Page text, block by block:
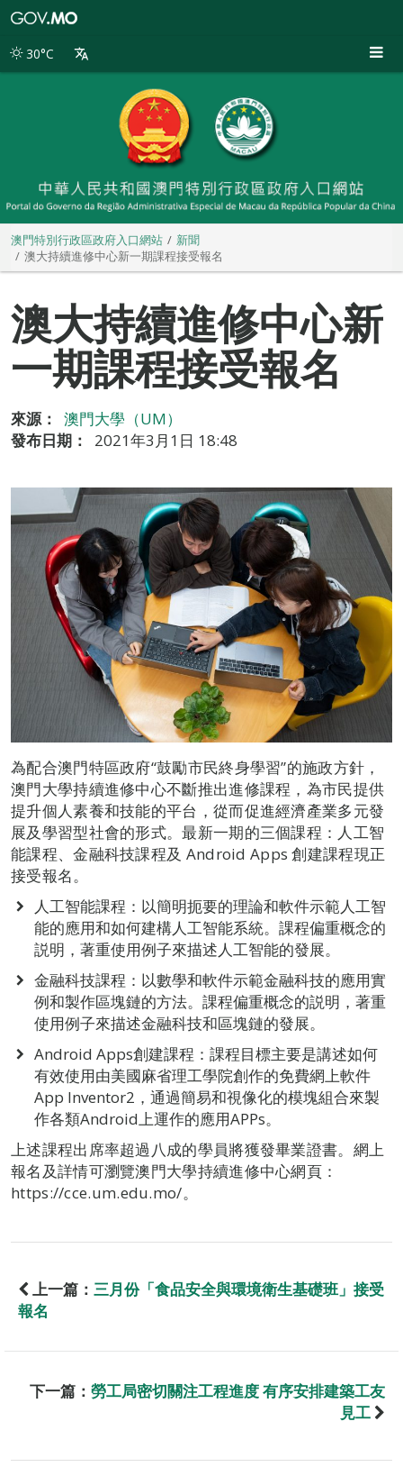
別
30°C
澳門特別行政區政府入口網站
新聞
澳大持續進修中心新一期課程接受報名
澳大持續進修中心新
一期課程接受報名
來源：
澳門大學（UM）
發布日期：
2021年3月1日 18:48
為配合澳門特區政府“鼓勵市民終身學習”的施政方針，
澳門大學持續進修中心不斷推出進修課程，為市民提供
提升個人素養和技能的平台，從而促進經濟產業多元發
展及學習型社會的形式。最新一期的三個課程：人工智
能課程、金融科技課程及 Android Apps 創建課程現正
接受報名。
人工智能課程：以簡明扼要的理論和軟件示範人工智
能的應用和如何建構人工智能系統。課程偏重概念的
説明，著重使用例子來描述人工智能的發展。
金融科技課程：以數學和軟件示範金融科技的應用實
例和製作區塊鏈的方法。課程偏重概念的説明，著重
使用例子來描述金融科技和區塊鏈的發展。
Android Apps創建課程：課程目標主要是講述如何
有效使用由美國麻省理工學院創作的免費網上軟件
App Inventor2，通過簡易和視像化的模塊組合來製
作各類Android上運作的應用APPs。
上述課程出席率超過八成的學員將獲發畢業證書。網上
報名及詳情可瀏覽澳門大學持續進修中心網頁：
https://cce.um.edu.mo/。
上一篇： 三月份「食品安全與環境衛生基礎班」接受
報名
下一篇： 勞工局密切關注工程進度 有序安排建築工友
見工